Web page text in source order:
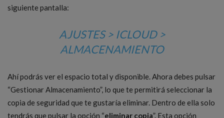
siguiente pantalla:
AJUSTES > ICLOUD >
ALMACENAMIENTO
Ahí podrás ver el espacio total y disponible. Ahora debes pulsar
“Gestionar Almacenamiento”, lo que te permitirá seleccionar la
copia de seguridad que te gustaría eliminar. Dentro de ella solo
tendrás que pulsar la opción “eliminar copia”. Esta opción